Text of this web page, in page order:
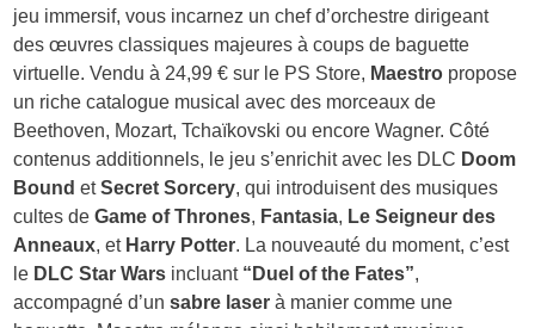
jeu immersif, vous incarnez un chef d’orchestre dirigeant
des œuvres classiques majeures à coups de baguette
virtuelle. Vendu à 24,99 € sur le PS Store, Maestro propose
un riche catalogue musical avec des morceaux de
Beethoven, Mozart, Tchaïkovski ou encore Wagner. Côté
contenus additionnels, le jeu s’enrichit avec les DLC Doom
Bound etSecret Sorcery, qui introduisent des musiques
cultes deGame of Thrones, Fantasia, Le Seigneur des
Anneaux, et Harry Potter. La nouveauté du moment, c’est
le DLC Star Wars incluant “Duel of the Fates”,
accompagné d’unsabre laser à manier comme une